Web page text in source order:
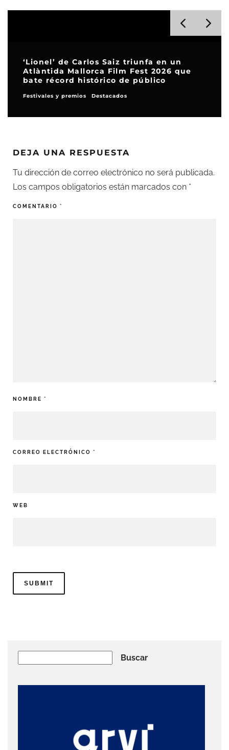
‘Lionel’ de Carlos Saiz triunfa en un
Atlàntida Mallorca Film Fest 2026 que
bate récord histórico de público
Festivales y premios Destacados
DEJA UNA RESPUESTA
Tu dirección de correo electrónico no será publicada.
Los campos obligatorios están marcados con *
COMENTARIO *
NOMBRE *
CORREO ELECTRÓNICO *
WEB
Buscar